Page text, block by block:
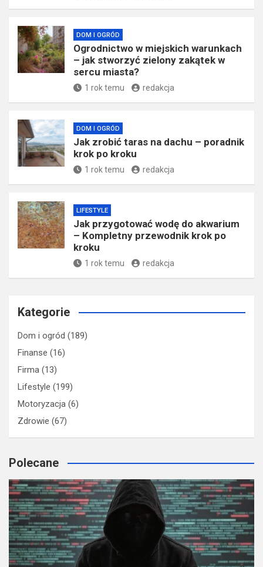
DOM I OGRÓD
Ogrodnictwo w miejskich warunkach
– jak stworzyć zielony zakątek w
sercu miasta?
1 rok temu redakcja
DOM I OGRÓD
Jak zrobić taras na dachu – poradnik
krok po kroku
1 rok temu redakcja
LIFESTYLE
Jak przygotować wodę do akwarium
– Kompletny przewodnik krok po
kroku
1 rok temu redakcja
Kategorie
Dom i ogród (189)
Finanse (16)
Firma (13)
Lifestyle (199)
Motoryzacja (6)
Zdrowie (67)
Polecane